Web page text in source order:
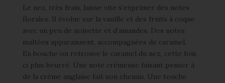
Le nez, très frais, laisse vite s’exprimer des notes
florales. Il évolue sur la vanille et des fruits à coque
avec un peu de noisette et d’amandes. Des notes
maltées apparaissent, accompagnées de caramel.
En bouche on retrouve le caramel du nez, cette fois
ci plus beurré. Une note crémeuse faisant penser à
de la crème anglaise fait son chemin. Une touche